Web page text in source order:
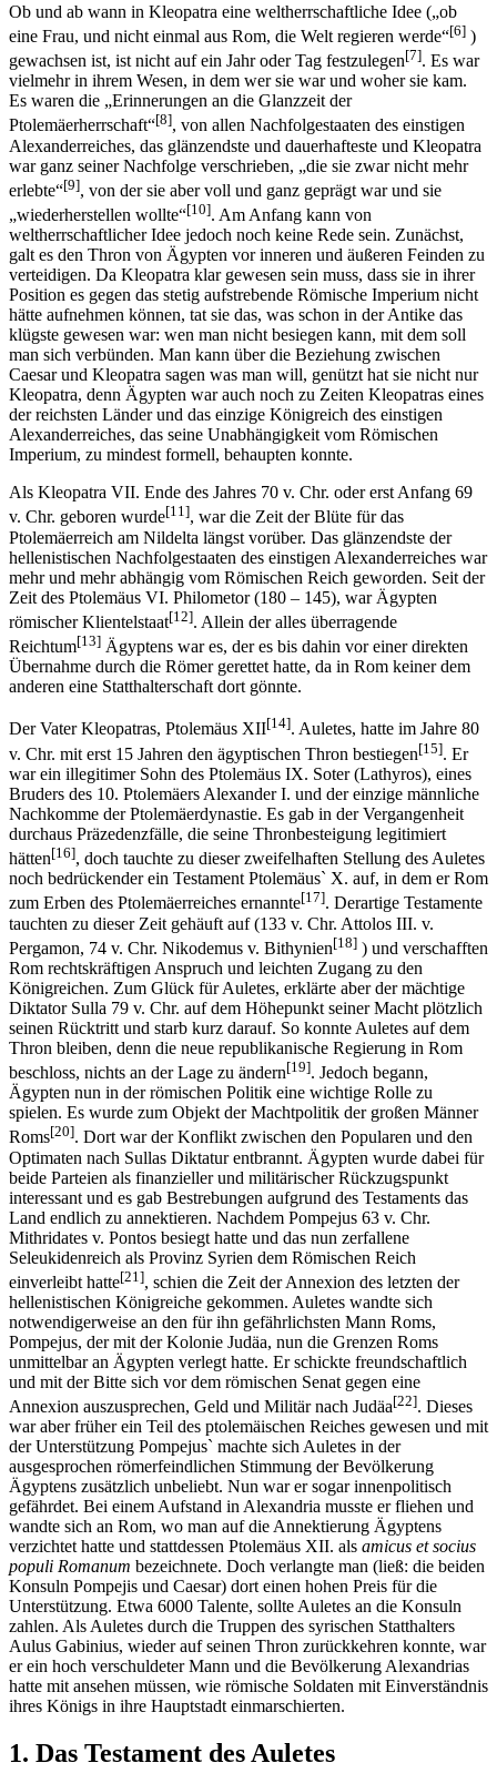
Ob und ab wann in Kleopatra eine weltherrschaftliche Idee („ob
eine Frau, und nicht einmal aus Rom, die Welt regieren werde“[6] )
gewachsen ist, ist nicht auf ein Jahr oder Tag festzulegen[7]. Es war
vielmehr in ihrem Wesen, in dem wer sie war und woher sie kam.
Es waren die „Erinnerungen an die Glanzzeit der
Ptolemäerherrschaft“[8], von allen Nachfolgestaaten des einstigen
Alexanderreiches, das glänzendste und dauerhafteste und Kleopatra
war ganz seiner Nachfolge verschrieben, „die sie zwar nicht mehr
erlebte“[9], von der sie aber voll und ganz geprägt war und sie
„wiederherstellen wollte“[10]. Am Anfang kann von
weltherrschaftlicher Idee jedoch noch keine Rede sein. Zunächst,
galt es den Thron von Ägypten vor inneren und äußeren Feinden zu
verteidigen. Da Kleopatra klar gewesen sein muss, dass sie in ihrer
Position es gegen das stetig aufstrebende Römische Imperium nicht
hätte aufnehmen können, tat sie das, was schon in der Antike das
klügste gewesen war: wen man nicht besiegen kann, mit dem soll
man sich verbünden. Man kann über die Beziehung zwischen
Caesar und Kleopatra sagen was man will, genützt hat sie nicht nur
Kleopatra, denn Ägypten war auch noch zu Zeiten Kleopatras eines
der reichsten Länder und das einzige Königreich des einstigen
Alexanderreiches, das seine Unabhängigkeit vom Römischen
Imperium, zu mindest formell, behaupten konnte.
Als Kleopatra VII. Ende des Jahres 70 v. Chr. oder erst Anfang 69
v. Chr. geboren wurde[11], war die Zeit der Blüte für das
Ptolemäerreich am Nildelta längst vorüber. Das glänzendste der
hellenistischen Nachfolgestaaten des einstigen Alexanderreiches war
mehr und mehr abhängig vom Römischen Reich geworden. Seit der
Zeit des Ptolemäus VI. Philometor (180 – 145), war Ägypten
römischer Klientelstaat[12]. Allein der alles überragende
Reichtum[13] Ägyptens war es, der es bis dahin vor einer direkten
Übernahme durch die Römer gerettet hatte, da in Rom keiner dem
anderen eine Statthalterschaft dort gönnte.
Der Vater Kleopatras, Ptolemäus XII[14]. Auletes, hatte im Jahre 80
v. Chr. mit erst 15 Jahren den ägyptischen Thron bestiegen[15]. Er
war ein illegitimer Sohn des Ptolemäus IX. Soter (Lathyros), eines
Bruders des 10. Ptolemäers Alexander I. und der einzige männliche
Nachkomme der Ptolemäerdynastie. Es gab in der Vergangenheit
durchaus Präzedenzfälle, die seine Thronbesteigung legitimiert
hätten[16], doch tauchte zu dieser zweifelhaften Stellung des Auletes
noch bedrückender ein Testament Ptolemäus` X. auf, in dem er Rom
zum Erben des Ptolemäerreiches ernannte[17]. Derartige Testamente
tauchten zu dieser Zeit gehäuft auf (133 v. Chr. Attolos III. v.
Pergamon, 74 v. Chr. Nikodemus v. Bithynien[18] ) und verschafften
Rom rechtskräftigen Anspruch und leichten Zugang zu den
Königreichen. Zum Glück für Auletes, erklärte aber der mächtige
Diktator Sulla 79 v. Chr. auf dem Höhepunkt seiner Macht plötzlich
seinen Rücktritt und starb kurz darauf. So konnte Auletes auf dem
Thron bleiben, denn die neue republikanische Regierung in Rom
beschloss, nichts an der Lage zu ändern[19]. Jedoch begann,
Ägypten nun in der römischen Politik eine wichtige Rolle zu
spielen. Es wurde zum Objekt der Machtpolitik der großen Männer
Roms[20]. Dort war der Konflikt zwischen den Popularen und den
Optimaten nach Sullas Diktatur entbrannt. Ägypten wurde dabei für
beide Parteien als finanzieller und militärischer Rückzugspunkt
interessant und es gab Bestrebungen aufgrund des Testaments das
Land endlich zu annektieren. Nachdem Pompejus 63 v. Chr.
Mithridates v. Pontos besiegt hatte und das nun zerfallene
Seleukidenreich als Provinz Syrien dem Römischen Reich
einverleibt hatte[21], schien die Zeit der Annexion des letzten der
hellenistischen Königreiche gekommen. Auletes wandte sich
notwendigerweise an den für ihn gefährlichsten Mann Roms,
Pompejus, der mit der Kolonie Judäa, nun die Grenzen Roms
unmittelbar an Ägypten verlegt hatte. Er schickte freundschaftlich
und mit der Bitte sich vor dem römischen Senat gegen eine
Annexion auszusprechen, Geld und Militär nach Judäa[22]. Dieses
war aber früher ein Teil des ptolemäischen Reiches gewesen und mit
der Unterstützung Pompejus` machte sich Auletes in der
ausgesprochen römerfeindlichen Stimmung der Bevölkerung
Ägyptens zusätzlich unbeliebt. Nun war er sogar innenpolitisch
gefährdet. Bei einem Aufstand in Alexandria musste er fliehen und
wandte sich an Rom, wo man auf die Annektierung Ägyptens
verzichtet hatte und stattdessen Ptolemäus XII. als amicus et socius
populi Romanum bezeichnete. Doch verlangte man (ließ: die beiden
Konsuln Pompejis und Caesar) dort einen hohen Preis für die
Unterstützung. Etwa 6000 Talente, sollte Auletes an die Konsuln
zahlen. Als Auletes durch die Truppen des syrischen Statthalters
Aulus Gabinius, wieder auf seinen Thron zurückkehren konnte, war
er ein hoch verschuldeter Mann und die Bevölkerung Alexandrias
hatte mit ansehen müssen, wie römische Soldaten mit Einverständnis
ihres Königs in ihre Hauptstadt einmarschierten.
1. Das Testament des Auletes